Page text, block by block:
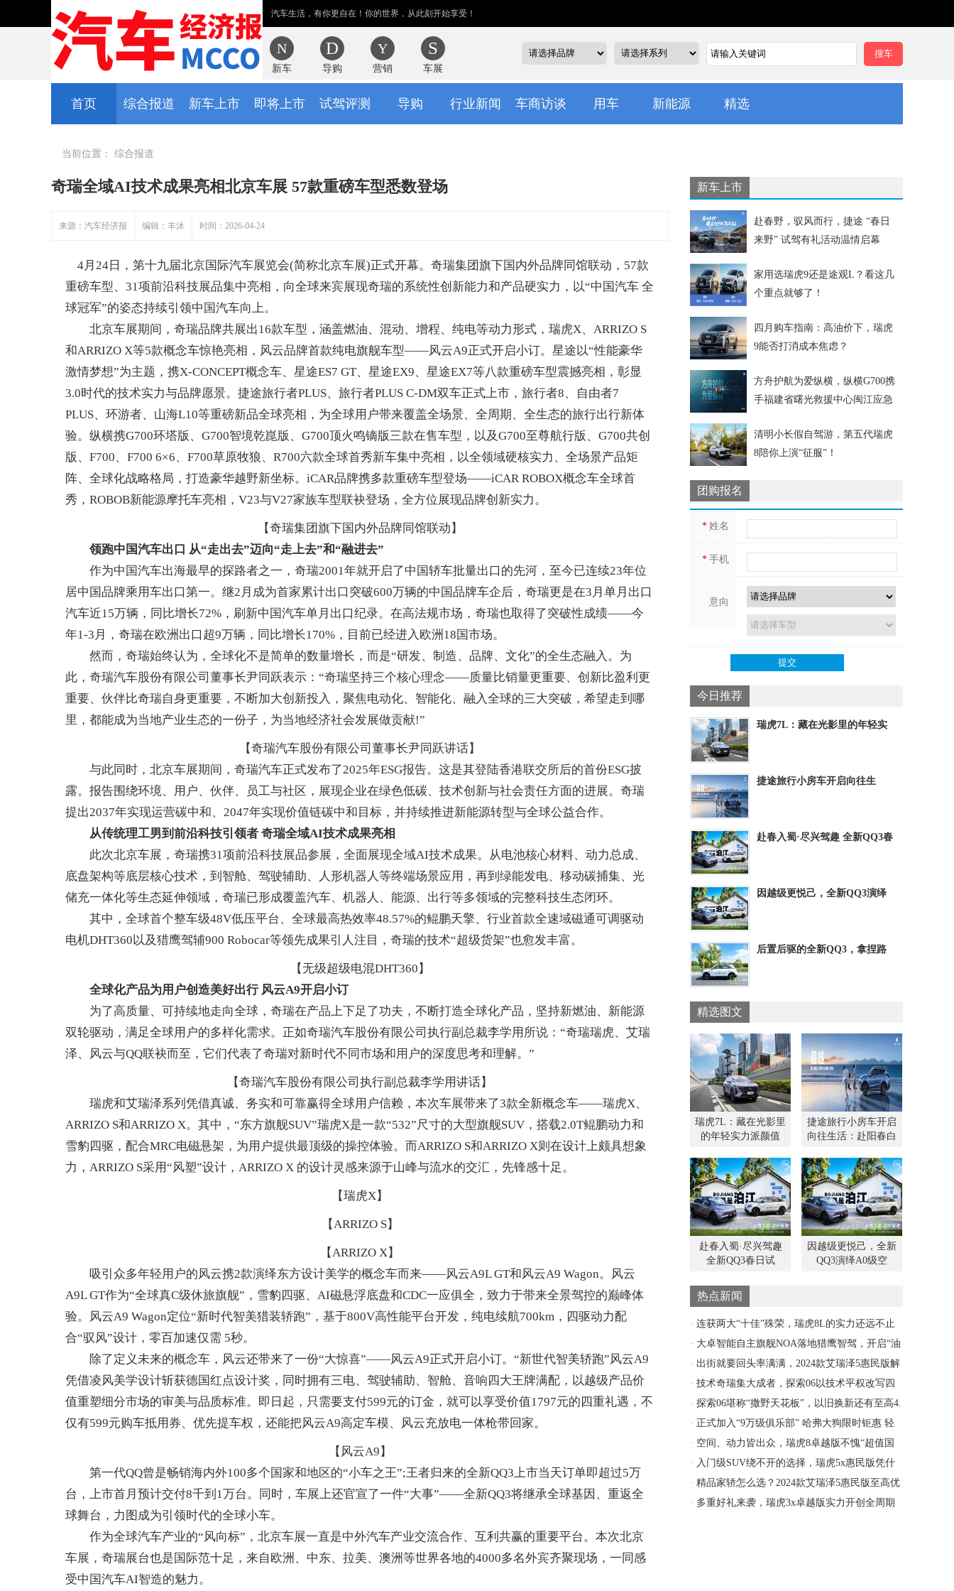
汽车生活，有你更自在！你的世界，从此刻开始享受！
新车 导购 营销 车展
首页 综合报道 新车上市 即将上市 试驾评测 导购 行业新闻 车商访谈 用车 新能源 精选
当前位置： 综合报道
奇瑞全域AI技术成果亮相北京车展 57款重磅车型悉数登场
来源：汽车经济报 编辑：丰沐 时间：2026-04-24
4月24日，第十九届北京国际汽车展览会(简称北京车展)正式开幕。奇瑞集团旗下国内外品牌同馆联动，57款
重磅车型、31项前沿科技展品集中亮相，向全球来宾展现奇瑞的系统性创新能力和产品硬实力，以“中国汽车 全
球冠军”的姿态持续引领中国汽车向上。
北京车展期间，奇瑞品牌共展出16款车型，涵盖燃油、混动、增程、纯电等动力形式，瑞虎X、ARRIZO S
和ARRIZO X等5款概念车惊艳亮相，风云品牌首款纯电旗舰车型——风云A9正式开启小订。星途以“性能豪华
激情梦想”为主题，携X-CONCEPT概念车、星途ES7 GT、星途EX9、星途EX7等八款重磅车型震撼亮相，彰显
3.0时代的技术实力与品牌愿景。捷途旅行者PLUS、旅行者PLUS C-DM双车正式上市，旅行者8、自由者7
PLUS、环游者、山海L10等重磅新品全球亮相，为全球用户带来覆盖全场景、全周期、全生态的旅行出行新体
验。纵横携G700环塔版、G700智境乾崑版、G700顶火鸣镝版三款在售车型，以及G700至尊航行版、G700共创
版、F700、F700 6×6、F700草原牧狼、R700六款全球首秀新车集中亮相，以全领域硬核实力、全场景产品矩
阵、全球化战略格局，打造豪华越野新坐标。iCAR品牌携多款重磅车型登场——iCAR ROBOX概念车全球首
秀，ROBOB新能源摩托车亮相，V23与V27家族车型联袂登场，全方位展现品牌创新实力。
【奇瑞集团旗下国内外品牌同馆联动】
领跑中国汽车出口 从“走出去”迈向“走上去”和“融进去”
作为中国汽车出海最早的探路者之一，奇瑞2001年就开启了中国轿车批量出口的先河，至今已连续23年位
居中国品牌乘用车出口第一。继2月成为首家累计出口突破600万辆的中国品牌车企后，奇瑞更是在3月单月出口
汽车近15万辆，同比增长72%，刷新中国汽车单月出口纪录。在高法规市场，奇瑞也取得了突破性成绩——今
年1-3月，奇瑞在欧洲出口超9万辆，同比增长170%，目前已经进入欧洲18国市场。
然而，奇瑞始终认为，全球化不是简单的数量增长，而是“研发、制造、品牌、文化”的全生态融入。为
此，奇瑞汽车股份有限公司董事长尹同跃表示：“奇瑞坚持三个核心理念——质量比销量更重要、创新比盈利更
重要、伙伴比奇瑞自身更重要，不断加大创新投入，聚焦电动化、智能化、融入全球的三大突破，希望走到哪
里，都能成为当地产业生态的一份子，为当地经济社会发展做贡献!”
【奇瑞汽车股份有限公司董事长尹同跃讲话】
与此同时，北京车展期间，奇瑞汽车正式发布了2025年ESG报告。这是其登陆香港联交所后的首份ESG披
露。报告围绕环境、用户、伙伴、员工与社区，展现企业在绿色低碳、技术创新与社会责任方面的进展。奇瑞
提出2037年实现运营碳中和、2047年实现价值链碳中和目标，并持续推进新能源转型与全球公益合作。
从传统理工男到前沿科技引领者 奇瑞全域AI技术成果亮相
此次北京车展，奇瑞携31项前沿科技展品参展，全面展现全域AI技术成果。从电池核心材料、动力总成、
底盘架构等底层核心技术，到智舱、驾驶辅助、人形机器人等终端场景应用，再到绿能发电、移动碳捕集、光
储充一体化等生态延伸领域，奇瑞已形成覆盖汽车、机器人、能源、出行等多领域的完整科技生态闭环。
其中，全球首个整车级48V低压平台、全球最高热效率48.57%的鲲鹏天擎、行业首款全速域磁通可调驱动
电机DHT360以及猎鹰驾辅900 Robocar等领先成果引人注目，奇瑞的技术“超级货架”也愈发丰富。
【无级超级电混DHT360】
全球化产品为用户创造美好出行 风云A9开启小订
为了高质量、可持续地走向全球，奇瑞在产品上下足了功夫，不断打造全球化产品，坚持新燃油、新能源
双轮驱动，满足全球用户的多样化需求。正如奇瑞汽车股份有限公司执行副总裁李学用所说：“奇瑞瑞虎、艾瑞
泽、风云与QQ联袂而至，它们代表了奇瑞对新时代不同市场和用户的深度思考和理解。”
【奇瑞汽车股份有限公司执行副总裁李学用讲话】
瑞虎和艾瑞泽系列凭借真诚、务实和可靠赢得全球用户信赖，本次车展带来了3款全新概念车——瑞虎X、
ARRIZO S和ARRIZO X。其中，“东方旗舰SUV”瑞虎X是一款“532”尺寸的大型旗舰SUV，搭载2.0T鲲鹏动力和
雪豹四驱，配合MRC电磁悬架，为用户提供最顶级的操控体验。而ARRIZO S和ARRIZO X则在设计上颇具想象
力，ARRIZO S采用“风塑”设计，ARRIZO X 的设计灵感来源于山峰与流水的交汇，先锋感十足。
【瑞虎X】
【ARRIZO S】
【ARRIZO X】
吸引众多年轻用户的风云携2款演绎东方设计美学的概念车而来——风云A9L GT和风云A9 Wagon。风云
A9L GT作为“全球真C级休旅旗舰”，雪豹四驱、AI磁悬浮底盘和CDC一应俱全，致力于带来全景驾控的巅峰体
验。风云A9 Wagon定位“新时代智美猎装轿跑”，基于800V高性能平台开发，纯电续航700km，四驱动力配
合“驭风”设计，零百加速仅需 5秒。
除了定义未来的概念车，风云还带来了一份“大惊喜”——风云A9正式开启小订。“新世代智美轿跑”风云A9
凭借凌风美学设计斩获德国红点设计奖，同时拥有三电、驾驶辅助、智舱、音响四大王牌满配，以越级产品价
值重塑细分市场的审美与品质标准。即日起，只需要支付599元的订金，就可以享受价值1797元的四重礼遇，不
仅有599元购车抵用券、优先提车权，还能把风云A9高定车模、风云充放电一体枪带回家。
【风云A9】
第一代QQ曾是畅销海内外100多个国家和地区的“小车之王”;王者归来的全新QQ3上市当天订单即超过5万
台，上市首月预计交付8千到1万台。同时，车展上还官宣了一件“大事”——全新QQ3将继承全球基因、重返全
球舞台，力图成为引领时代的全球小车。
作为全球汽车产业的“风向标”，北京车展一直是中外汽车产业交流合作、互利共赢的重要平台。本次北京
车展，奇瑞展台也是国际范十足，来自欧洲、中东、拉美、澳洲等世界各地的4000多名外宾齐聚现场，一同感
受中国汽车AI智造的魅力。
新车上市
赴春野，驭风而行，捷途 “春日
来野” 试驾有礼活动温情启幕
家用选瑞虎9还是途观L？看这几
个重点就够了！
四月购车指南：高油价下，瑞虎
9能否打消成本焦虑？
方舟护航为爱纵横，纵横G700携
手福建省曙光救援中心闽江应急
清明小长假自驾游，第五代瑞虎
8陪你上演“征服”！
团购报名
* 姓名
* 手机
意向
今日推荐
瑞虎7L：藏在光影里的年轻实
捷途旅行小房车开启向往生
赴春入蜀·尽兴驾趣 全新QQ3春
因越级更悦己，全新QQ3演绎
后置后驱的全新QQ3，拿捏路
精选图文
瑞虎7L：藏在光影里
的年轻实力派颜值
捷途旅行小房车开启
向往生活：赴阳春白
赴春入蜀·尽兴驾趣
全新QQ3春日试
因越级更悦己，全新
QQ3演绎A0级空
热点新闻
· 连获两大“十佳”殊荣，瑞虎8L的实力还远不止
于此
· 大卓智能自主旗舰NOA落地猎鹰智驾，开启“油
电同
· 出街就要回头率满满，2024款艾瑞泽5惠民版解
锁
· 技术奇瑞集大成者，探索06以技术平权改写四
驱门槛
· 探索06堪称“撒野天花板”，以旧换新还有至高4.
· 正式加入“9万级俱乐部” 哈弗大狗限时钜惠 轻
越
· 空间、动力皆出众，瑞虎8卓越版不愧“超值国
民SU
· 入门级SUV绕不开的选择，瑞虎5x惠民版凭什
么
· 精品家轿怎么选？2024款艾瑞泽5惠民版至高优
惠
· 多重好礼来袭，瑞虎3x卓越版实力开创全周期